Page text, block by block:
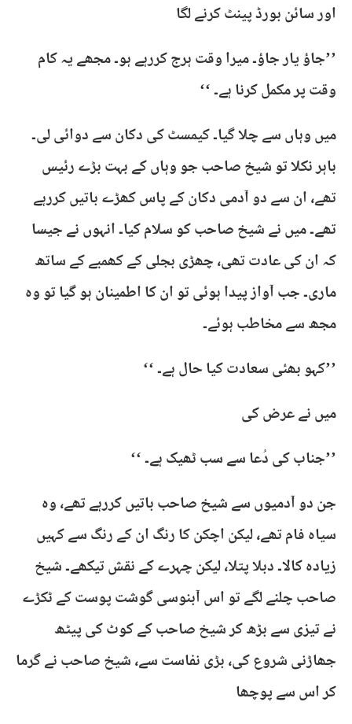
اور سائن بورڈ پینٹ کرنے لگا
’’جاؤ یار جاؤ۔ میرا وقت ہرج کررہے ہو۔ مجھے یہ کام
وقت پر مکمل کرنا ہے۔ ‘‘
میں وہاں سے چلا گیا۔ کیمسٹ کی دکان سے دوائی لی۔
باہر نکلا تو شیخ صاحب جو وہاں کے بہت بڑے رئیس
تھے، ان سے دو آدمی دکان کے پاس کھڑے باتیں کررہے
تھے۔ میں نے شیخ صاحب کو سلام کیا۔ انہوں نے جیسا
کہ ان کی عادت تھی، چھڑی بجلی کے کھمبے کے ساتھ
ماری۔ جب آواز پیدا ہوئی تو ان کا اطمینان ہو گیا تو وہ
مجھ سے مخاطب ہوئے۔
’’کہو بھئی سعادت کیا حال ہے۔ ‘‘
میں نے عرض کی
’’جناب کی دُعا سے سب ٹھیک ہے۔ ‘‘
جن دو آدمیوں سے شیخ صاحب باتیں کررہے تھے، وہ
سیاہ فام تھے، لیکن اچکن کا رنگ ان کے رنگ سے کہیں
زیادہ کالا۔ دبلا پتلا، لیکن چہرے کے نقش تیکھے۔ شیخ
صاحب چلنے لگے تو اس آبنوسی گوشت پوست کے ٹکڑے
نے تیزی سے بڑھ کر شیخ صاحب کے کوٹ کی پیٹھ
جھاڑنی شروع کی، بڑی نفاست سے، شیخ صاحب نے گرما
کر اس سے پوچھا